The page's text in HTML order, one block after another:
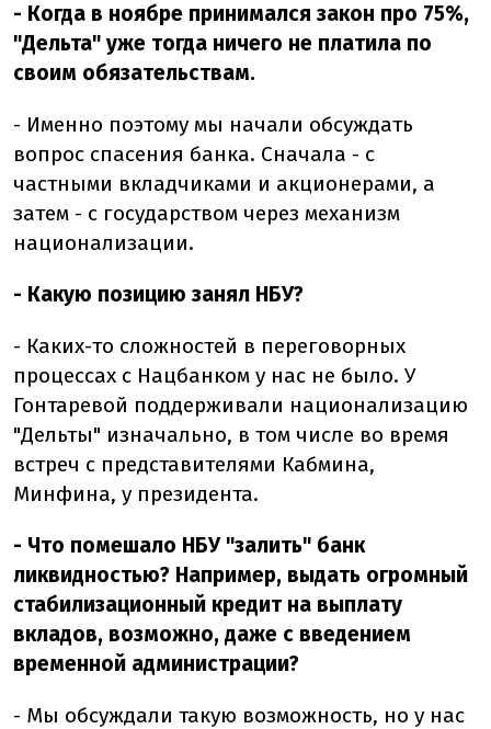
- Когда в ноябре принимался закон про 75%,
"Дельта" уже тогда ничего не платила по
своим обязательствам.
- Именно поэтому мы начали обсуждать
вопрос спасения банка. Сначала - с
частными вкладчиками и акционерами, а
затем - с государством через механизм
национализации.
- Какую позицию занял НБУ?
- Каких-то сложностей в переговорных
процессах с Нацбанком у нас не было. У
Гонтаревой поддерживали национализацию
"Дельты" изначально, в том числе во время
встреч с представителями Кабмина,
Минфина, у президента.
- Что помешало НБУ "залить" банк
ликвидностью? Например, выдать огромный
стабилизационный кредит на выплату
вкладов, возможно, даже с введением
временной администрации?
- Мы обсуждали такую возможность, но у нас